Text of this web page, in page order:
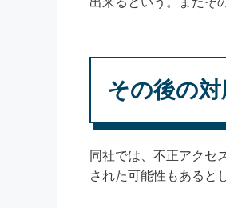
その後の対
同社では、不正アクセ
された可能性もあると